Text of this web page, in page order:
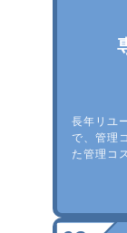
長年リユ
で、管理
た管理コ